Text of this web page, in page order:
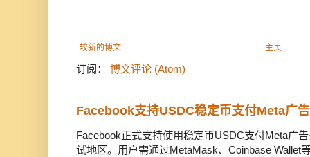
较新的博文 主页
订阅： 博文评论 (Atom)
Facebook支持USDC稳定币支付Meta广
Facebook正式支持使用稳定币USDC支付Meta广
试地区。用户需通过MetaMask、Coinbase Wallet